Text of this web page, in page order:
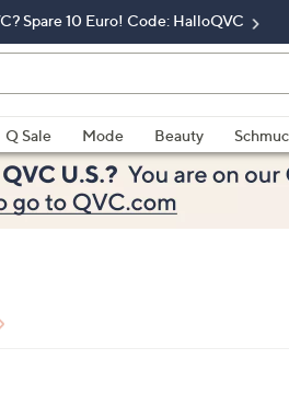
Spare 10 Euro! Code: HalloQVC
Q Sale Mode Beauty